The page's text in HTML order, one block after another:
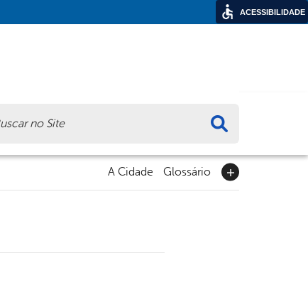
A Cidade Glossário
ACESSIBILIDADE